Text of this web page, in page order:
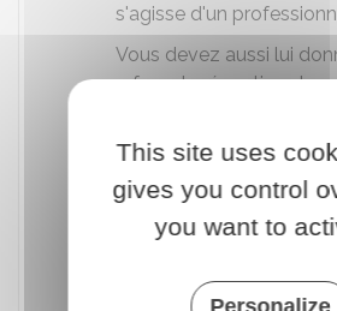
s'agisse d'un
Vous devez aussi lui
refuser la réception de
en proposant une
mail.
Utilisation de cookies
traceurs qui analysent la
déplacements et les
l'internaute pour
This site uses
gives you control
you want to
Personalize